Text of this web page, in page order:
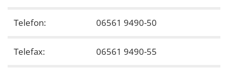
Telefon: 06561 9490-50
Telefax: 06561 9490-55